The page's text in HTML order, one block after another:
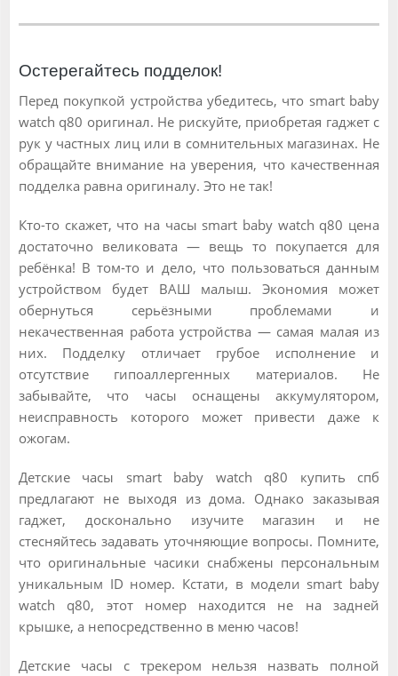
Остерегайтесь подделок!
Перед покупкой устройства убедитесь, что smart baby
watch q80 оригинал. Не рискуйте, приобретая гаджет с
рук у частных лиц или в сомнительных магазинах. Не
обращайте внимание на уверения, что качественная
подделка равна оригиналу. Это не так!
Кто-то скажет, что на часы smart baby watch q80 цена
достаточно великовата — вещь то покупается для
ребёнка! В том-то и дело, что пользоваться данным
устройством будет ВАШ малыш. Экономия может
обернуться серьёзными проблемами и
некачественная работа устройства — самая малая из
них. Подделку отличает грубое исполнение и
отсутствие гипоаллергенных материалов. Не
забывайте, что часы оснащены аккумулятором,
неисправность которого может привести даже к
ожогам.
Детские часы smart baby watch q80 купить спб
предлагают не выходя из дома. Однако заказывая
гаджет, досконально изучите магазин и не
стесняйтесь задавать уточняющие вопросы. Помните,
что оригинальные часики снабжены персональным
уникальным ID номер. Кстати, в модели smart baby
watch q80, этот номер находится не на задней
крышке, а непосредственно в меню часов!
Детские часы с трекером нельзя назвать полной